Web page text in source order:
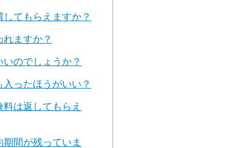
てもらえますか？
ますか？
のでしょうか？
ったほうがいい？
は返してもらえ
間が残っていま